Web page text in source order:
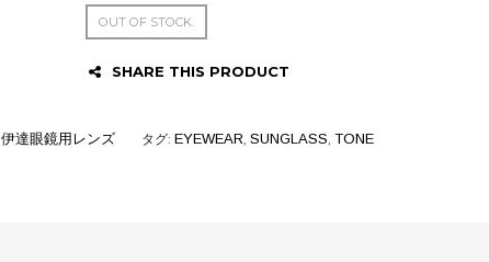
OUT OF STOCK.
SHARE THIS PRODUCT
伊達眼鏡用レンズ タグ: EYEWEAR, SUNGLASS, TONE